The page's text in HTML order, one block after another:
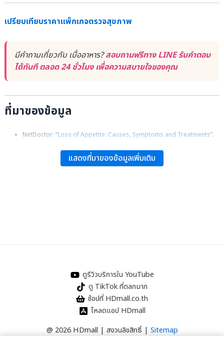
เปรียบเทียบราคาแพ็กเกจตรวจสุขภาพ
มีคำถามเกี่ยวกับ เบื่ออาหาร?สอบถามฟรีทาง LINE รับคำตอบ
ได้ทันที ตลอด 24 ชั่วโมง เพื่อความสบายใจของคุณ
ที่มาของข้อมูล
NetDoctor: “Loss of Appetite: Causes, Symptoms and Treatments”.
American Heart Association:“Why Do I Eat When I’m Not Hungry?”
แสดงที่มาของข้อมูลเพิ่มเติม
ดูรีวิวบริการใน YouTube
ดู TikTok ที่ตลกมาก
ช้อปที่ HDmall.co.th
โหลดแอป HDmall
@ 2026 HDmall | สงวนลิขสิทธิ์ | Sitemap